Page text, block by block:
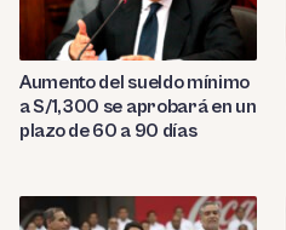
Aumento del sueldo mínimo
a S/1,300 se aprobará en un
plazo de 60 a 90 días